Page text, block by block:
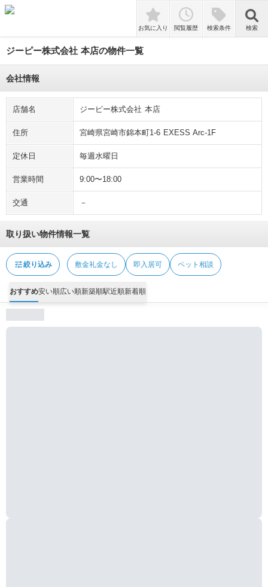
検索
お気に入り 閲覧履歴 検索条件 検索
ジーピー株式会社 本店の物件一覧
会社情報
店舗名 ジーピー株式会社 本店
住所 宮崎県宮崎市錦本町1-6 EXESS Arc-1F
定休日 毎週水曜日
営業時間 9:00〜18:00
交通 －
取り扱い物件情報一覧
tune絞り込み 敷金礼金なし 即入居可 ペット相談
おすすめ安い順広い順新築順駅近順新着順
tune 即入居可 ペット相談